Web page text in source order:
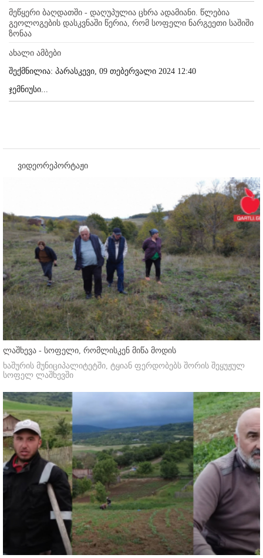
მეწყერი ბაღდათში - დაღუპულია ცხრა ადამიანი. წლებია
გეოლოგების დასკვნაში წერია, რომ სოფელი ნარგეეთი საშიში
ზონაა
ახალი ამბები
შექმნილია: პარასკევი, 09 თებერვალი 2024 12:40
ჯემნიუსი...
ვიდეორეპორტაჟი
ლაშხევა - სოფელი, რომლისკენ მიწა მოდის
ხაშურის მუნიციპალიტეტში, ტყიან ფერდობებს შორის შეყუჟულ
სოფელ ლაშხევში